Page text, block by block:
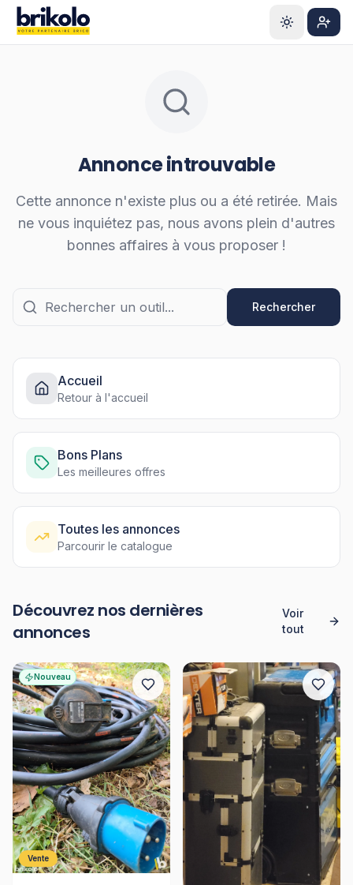
Aller au contenu principal
Annonce introuvable
Cette annonce n'existe plus ou a été retirée. Mais
ne vous inquiétez pas, nous avons plein d'autres
bonnes affaires à vous proposer !
Rechercher
Accueil
Retour à l'accueil
Bons Plans
Les meilleures offres
Toutes les annonces
Parcourir le catalogue
Découvrez nos dernières
annonces
Voir
tout
Nouveau
Vente